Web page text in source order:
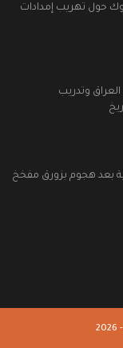
حول تهريب إمدادات
وتدريب
بعد هجوم بزورق مفخخ